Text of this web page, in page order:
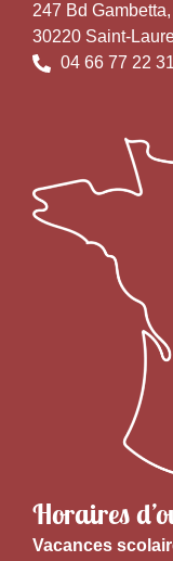
247 Bd Gambetta,
30220 Saint-
04 66 77 22 31
Horaires
Vacances